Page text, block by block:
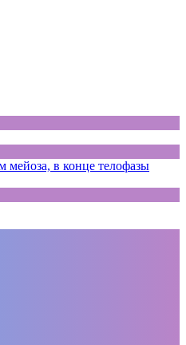
мейоза, в конце телофазы